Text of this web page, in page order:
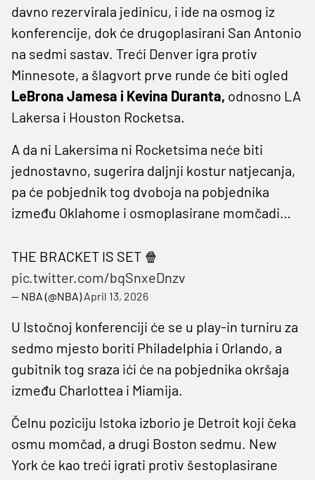
davno rezervirala jedinicu, i ide na osmog iz
konferencije, dok će drugoplasirani San Antonio
na sedmi sastav. Treći Denver igra protiv
Minnesote, a šlagvort prve runde će biti ogled
LeBrona Jamesa i Kevina Duranta, odnosno LA
Lakersa i Houston Rocketsa.
A da ni Lakersima ni Rocketsima neće biti
jednostavno, sugerira daljnji kostur natjecanja,
pa će pobjednik tog dvoboja na pobjednika
između Oklahome i osmoplasirane momčadi…
THE BRACKET IS SET 🍿
pic.twitter.com/bqSnxeDnzv
— NBA (@NBA)April 13, 2026
U Istočnoj konferenciji će se u play-in turniru za
sedmo mjesto boriti Philadelphia i Orlando, a
gubitnik tog sraza ići će na pobjednika okršaja
između Charlottea i Miamija.
Čelnu poziciju Istoka izborio je Detroit koji čeka
osmu momčad, a drugi Boston sedmu. New
York će kao treći igrati protiv šestoplasirane